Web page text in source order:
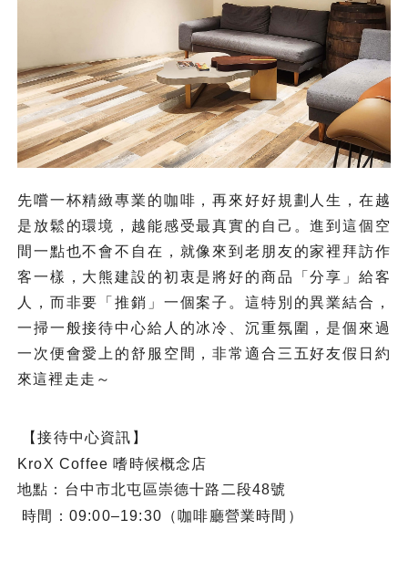
先嚐一杯精緻專業的咖啡，再來好好規劃人生，在越
是放鬆的環境，越能感受最真實的自己。進到這個空
間一點也不會不自在，就像來到老朋友的家裡拜訪作
客一樣，大熊建設的初衷是將好的商品「分享」給客
人，而非要「推銷」一個案子。這特別的異業結合，
一掃一般接待中心給人的冰冷、沉重氛圍，是個來過
一次便會愛上的舒服空間，非常適合三五好友假日約
來這裡走走～
【接待中心資訊】
KroX Coffee 嗜時候概念店
地點：台中市北屯區崇德十路二段48號
時間：09:00–19:30（咖啡廳營業時間）